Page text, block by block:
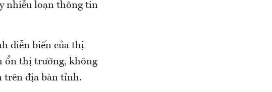
nhiễu loạn thông tin
diễn biến của thị
ổn thị trường, không
trên địa bàn tỉnh.